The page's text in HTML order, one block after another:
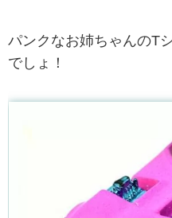
パンクなお姉ちゃんのT
でしょ！